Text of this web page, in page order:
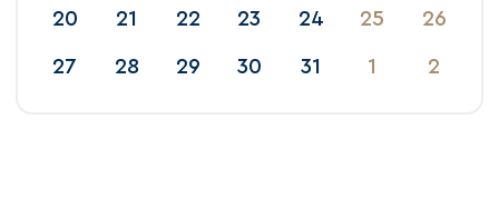
20 21 22 23 24 25 26
27 28 29 30 31 1 2